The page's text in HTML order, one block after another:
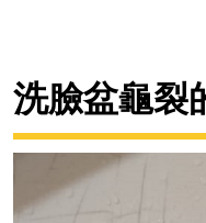
洗臉盆龜裂